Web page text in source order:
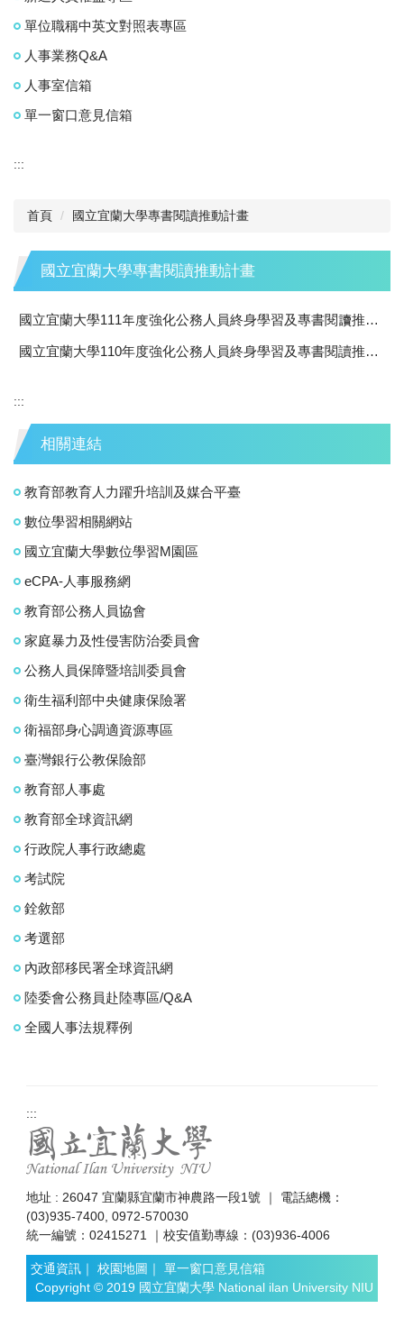
單位職稱中英文對照表專區
人事業務Q&A
人事室信箱
單一窗口意見信箱
:::
首頁 國立宜蘭大學專書閱讀推動計畫
國立宜蘭大學專書閱讀推動計畫
國立宜蘭大學111年度強化公務人員終身學習及專書閱讀推動計畫
國立宜蘭大學110年度強化公務人員終身學習及專書閱讀推動計畫
:::
相關連結
教育部教育人力躍升培訓及媒合平臺
數位學習相關網站
國立宜蘭大學數位學習M園區
eCPA-人事服務網
教育部公務人員協會
家庭暴力及性侵害防治委員會
公務人員保障暨培訓委員會
衛生福利部中央健康保險署
衛福部身心調適資源專區
臺灣銀行公教保險部
教育部人事處
教育部全球資訊網
行政院人事行政總處
考試院
銓敘部
考選部
內政部移民署全球資訊網
陸委會公務員赴陸專區/Q&A
全國人事法規釋例
:::
地址 : 26047 宜蘭縣宜蘭市神農路一段1號 ｜ 電話總機：
(03)935-7400, 0972-570030
統一編號：02415271 ｜校安值勤專線：(03)936-4006
交通資訊 ｜ 校園地圖 ｜ 單一窗口意見信箱
Copyright © 2019 國立宜蘭大學 National ilan University NIU